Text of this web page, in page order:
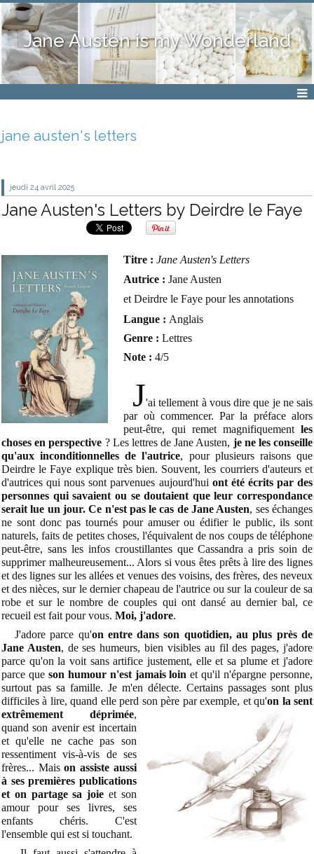
Jane Austen is my Wonderland
jane austen's letters
jeudi 24 avril 2025
Jane Austen's Letters by Deirdre le Faye
Titre :Jane Austen's Letters
Autrice :Jane Austen
et Deirdre le Faye pour les annotations
Langue : Anglais
Genre : Lettres
Note : 4/5
J'ai tellement à vous dire que je ne sais
par où commencer. Par la préface alors
peut-être, qui remet magnifiquement les
choses en perspective ? Les lettres de Jane Austen, je ne les conseille
qu'aux inconditionnelles de l'autrice, pour plusieurs raisons que
Deirdre le Faye explique très bien. Souvent, les courriers d'auteurs et
d'autrices qui nous sont parvenues aujourd'hui ont été écrits par des
personnes qui savaient ou se doutaient que leur correspondance
serait lue un jour. Ce n'est pas le cas de Jane Austen, ses échanges
ne sont donc pas tournés pour amuser ou édifier le public, ils sont
naturels, faits de petites choses, l'équivalent de nos coups de téléphone
peut-être, sans les infos croustillantes que Cassandra a pris soin de
supprimer malheureusement... Alors si vous êtes prêts à lire des lignes
et des lignes sur les allées et venues des voisins, des frères, des neveux
et des nièces, sur le dernier chapeau de l'autrice ou sur la couleur de sa
robe et sur le nombre de couples qui ont dansé au dernier bal, ce
recueil est fait pour vous. Moi, j'adore.
J'adore parce qu'on entre dans son quotidien, au plus près de
Jane Austen, de ses humeurs, bien visibles au fil des pages, j'adore
parce qu'on la voit sans artifice justement, elle et sa plume et j'adore
parce que son humour n'est jamais loin et qu'il n'épargne personne,
surtout pas sa famille. Je m'en délecte. Certains passages sont plus
difficiles à lire, quand elle perd son père par exemple, et qu'on la sent
extrêmement déprimée,
quand son avenir est incertain
et qu'elle ne cache pas son
ressentiment vis-à-vis de ses
frères... Maison assiste aussi
à ses premières publications
et on partage sa joie et son
amour pour ses livres, ses
enfants chéris. C'est
l'ensemble qui est si touchant.